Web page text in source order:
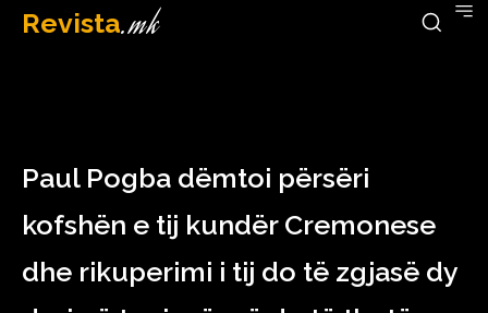
Revista.mk
May 15, 2023
Paul Pogba dëmtoi përsëri
kofshën e tij kundër Cremonese
dhe rikuperimi i tij do të zgjasë dy